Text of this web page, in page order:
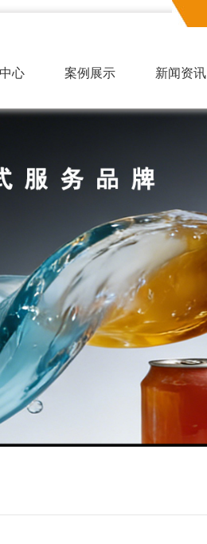
心 案例展示 新闻资讯